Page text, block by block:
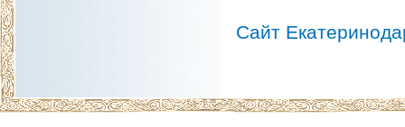
Сайт